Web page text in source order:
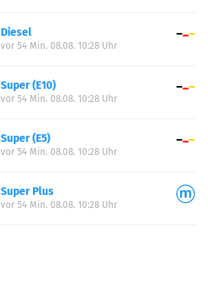
05:00-22:00
06:00-22:00
Diesel
vor 54 Min. 08.08. 10:28 Uhr
Super (E10)
vor 54 Min. 08.08. 10:28 Uhr
Super (E5)
vor 54 Min. 08.08. 10:28 Uhr
Super Plus
vor 54 Min. 08.08. 10:28 Uhr